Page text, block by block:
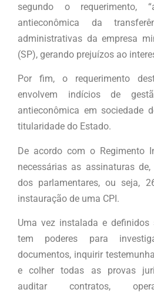
segundo o requerimento,
antieconômica da
administrativas da empresa
(SP), gerando prejuízos ao
Por fim, o requerimento
envolvem indícios de
antieconômica em sociedade
titularidade do Estado.
De acordo com o Regimento
necessárias as assinaturas
dos parlamentares, ou seja,
instauração de uma CPI.
Uma vez instalada e definidos
tem poderes para
documentos, inquirir
e colher todas as provas
auditar contratos,